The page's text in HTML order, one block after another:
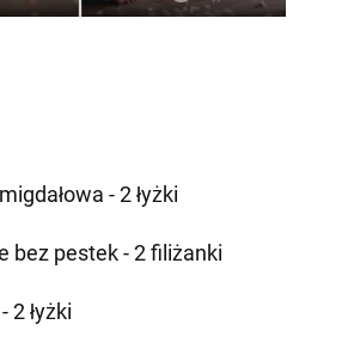
- 2 łyżki
bez pestek - 2 filiżanki
2 łyżki